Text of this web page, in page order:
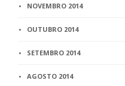
NOVEMBRO 2014
OUTUBRO 2014
SETEMBRO 2014
AGOSTO 2014